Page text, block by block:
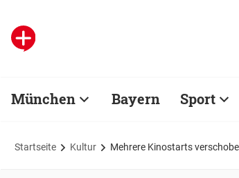
München Bayern Sport
Startseite Kultur Mehrere Kinostarts